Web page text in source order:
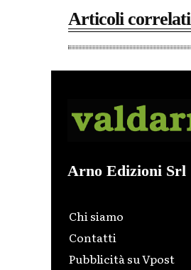
Articoli correlati
Arno Edizioni Srl
Chi siamo
Contatti
Pubblicità su Vpost